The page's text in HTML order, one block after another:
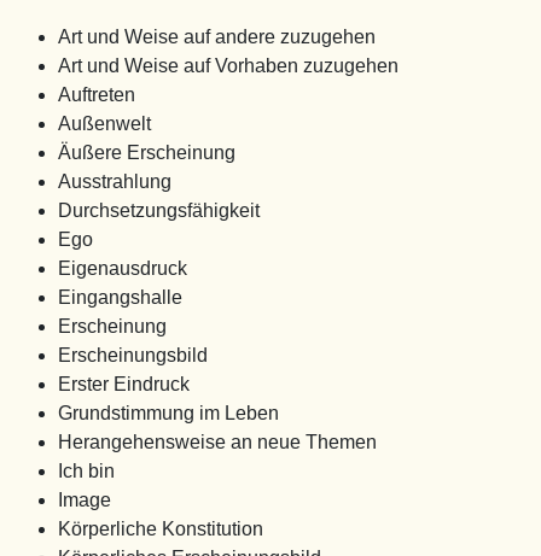
Art und Weise auf andere zuzugehen
Art und Weise auf Vorhaben zuzugehen
Auftreten
Außenwelt
Äußere Erscheinung
Ausstrahlung
Durchsetzungsfähigkeit
Ego
Eigenausdruck
Eingangshalle
Erscheinung
Erscheinungsbild
Erster Eindruck
Grundstimmung im Leben
Herangehensweise an neue Themen
Ich bin
Image
Körperliche Konstitution